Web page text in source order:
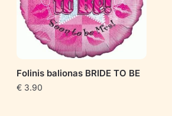
Folinis balionas BRIDE TO BE
€ 3.90